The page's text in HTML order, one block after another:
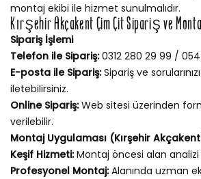
montaj ekibi ile hizmet sunulmalıdır.
Kırşehir Akçakent Çim Çit Sipariş ve
Sipariş İşlemi
Telefon ile Sipariş:0312 280 29 99 /
E-posta ile Sipariş:Sipariş ve
iletebilirsiniz.
Online Sipariş:Web sitesi üzerinden
verilebilir.
Montaj Uygulaması (Kırşehir
Keşif Hizmeti:Montaj öncesi alan analizi
Profesyonel Montaj:Alanında uzman